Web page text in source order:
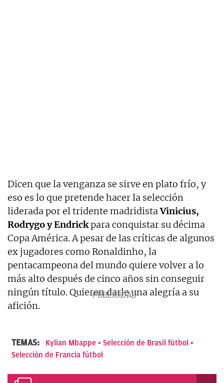
Dicen que la venganza se sirve en plato frío, y
eso es lo que pretende hacer la selección
liderada por el tridente madridistaVinicius,
Rodrygo y Endrickpara conquistar su décima
Copa América. A pesar de las críticas de algunos
ex jugadores como Ronaldinho, la
pentacampeona del mundo quiere volver a lo
más alto después de cinco años sin conseguir
ningún título. Quieren darle una alegría a su
afición.
TEMAS: Kylian Mbappe
Selección de Brasil fútbol
Selección de Francia fútbol